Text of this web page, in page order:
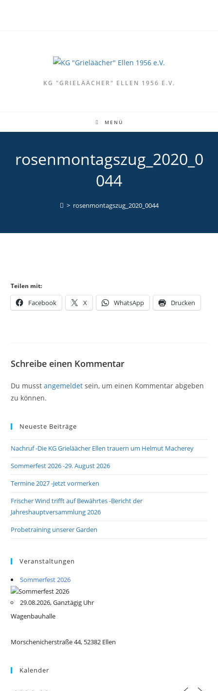
KG "GRIELÄÄCHER" ELLEN 1956 E.V.
MENÜ
rosenmontagszug_2020_0
044
> rosenmontagszug_2020_0044
Teilen mit:
Facebook X WhatsApp Drucken
Schreibe einen Kommentar
Du musstangemeldet sein, um einen Kommentar abgeben
zu können.
Neueste Beiträge
Nachruf -Die KG Grieläächer Ellen trauern um Helmut Macherey
Sommerfest 2026 -29. August 2026
Termine 2027 -Jetzt vormerken
Frischer Wind trifft auf Bewährtes -Bericht der
Jahreshauptversammlung 2026
Probetraining unserer Garden
Veranstaltungen
Sommerfest 2026
29.08.2026, Ganztägig Uhr
Wagenbauhalle
Morschenicherstraße 44, 52382 Ellen
Kalender